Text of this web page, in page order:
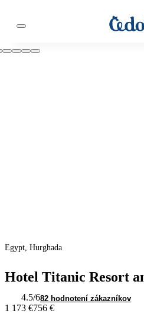
Egypt, Hurghada
Hotel Titanic Resort
4.5/682 hodnotení zákazníkov
1 173 €756 €